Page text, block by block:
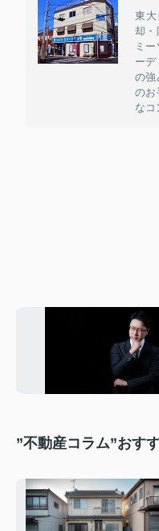
東
却・
ミ
ー
の強
のお
なコ
”不動産コラム”おす